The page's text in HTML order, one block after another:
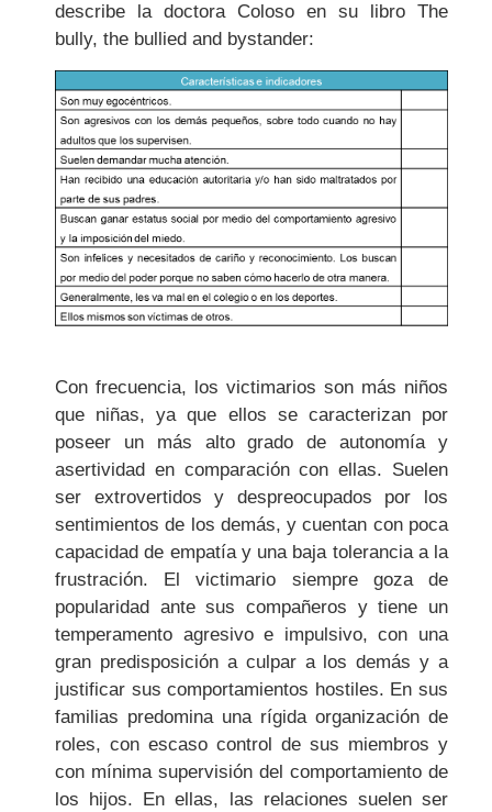
describe la doctora Coloso en su libro The
bully, the bullied and bystander:
Con frecuencia, los victimarios son más niños
que niñas, ya que ellos se caracterizan por
poseer un más alto grado de autonomía y
asertividad en comparación con ellas. Suelen
ser extrovertidos y despreocupados por los
sentimientos de los demás, y cuentan con poca
capacidad de empatía y una baja tolerancia a la
frustración. El victimario siempre goza de
popularidad ante sus compañeros y tiene un
temperamento agresivo e impulsivo, con una
gran predisposición a culpar a los demás y a
justificar sus comportamientos hostiles. En sus
familias predomina una rígida organización de
roles, con escaso control de sus miembros y
con mínima supervisión del comportamiento de
los hijos. En ellas, las relaciones suelen ser